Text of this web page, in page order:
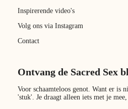
Inspirerende video's
Volg ons via Instagram
Contact
Ontvang de Sacred Sex
Voor schaamteloos genot. Want er is
'stuk'. Je draagt alleen iets met je